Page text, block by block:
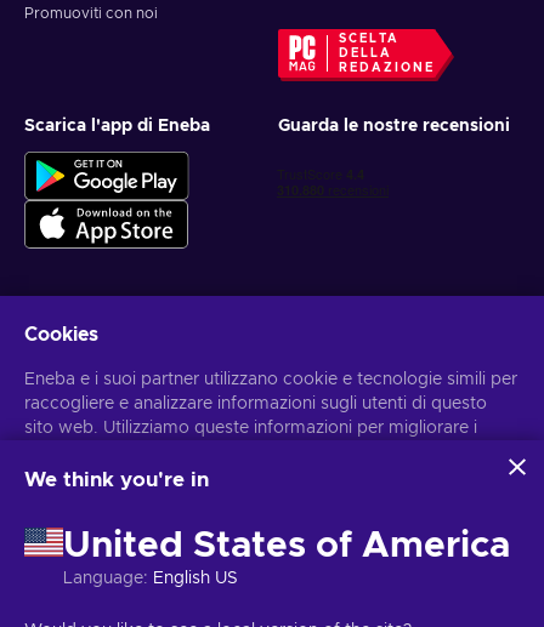
Promuoviti con noi
SCELTA
DELLA
REDAZIONE
Scarica l'app di Eneba Guarda le nostre recensioni
Ottieni offerte di gioco personalizzate
Iscriviti
Puoi annullare l'iscrizione in qualsiasi momento. Visital'informativa
Cookies
Eneba e i suoi partner utilizzano cookie e tecnologie simili per
raccogliere e analizzare informazioni sugli utenti di questo
sito web. Utilizziamo queste informazioni per migliorare i
personali potrebbero anche essere usati per personalizzare
Cliccando su “Accetta tutto”, acconsenti all'uso di queste
tecnologie da parte di Eneba e dei suoi partner. Puoi
modificare il tuo consenso cliccando su “Personalizza”.
da parte di Google, consulta Sicurezza e privacy di Google
We think you're in
United States of America
Language: English US